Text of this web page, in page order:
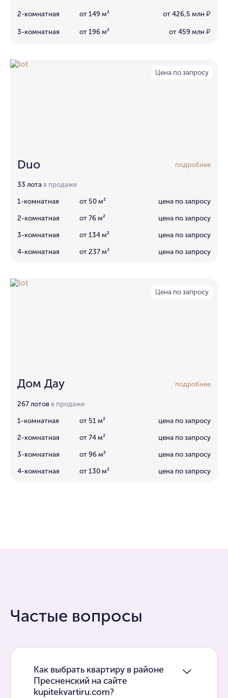
2-комнатная от 149 м² от 426,5 млн ₽
3-комнатная от 196 м² от 459 млн ₽
Цена по запросу
Duo подробнее
33 лота в продаже
1-комнатная от 50 м² цена по запросу
2-комнатная от 76 м² цена по запросу
3-комнатная от 134 м² цена по запросу
4-комнатная от 237 м² цена по запросу
Цена по запросу
Дом Дау подробнее
267 лотов в продаже
1-комнатная от 51 м² цена по запросу
2-комнатная от 74 м² цена по запросу
3-комнатная от 96 м² цена по запросу
4-комнатная от 130 м² цена по запросу
Частые вопросы
Как выбрать квартиру в районе
Пресненский на сайте
kupitekvartiru.com?